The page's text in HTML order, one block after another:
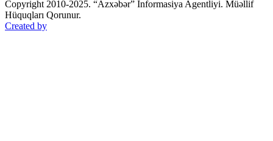
Copyright 2010-2025. “Azxəbər” İnformasiya Agentliyi. Müəllif
Hüquqları Qorunur.
Created by